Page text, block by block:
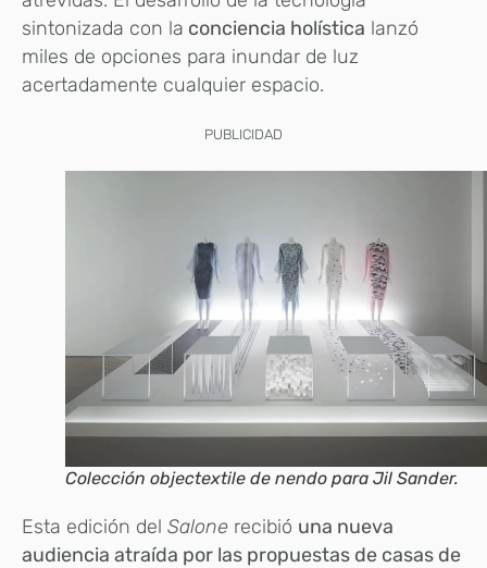
sintonizada con la conciencia holística lanzó
miles de opciones para inundar de luz
acertadamente cualquier espacio.
PUBLICIDAD
Colección objectextile de nendo para Jil Sander.
Esta edición del Salone recibió una nueva
audiencia atraída por las propuestas de casas de